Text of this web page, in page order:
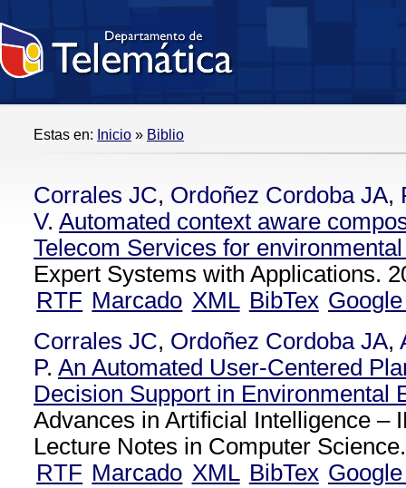
Estas en: Inicio » Biblio
Corrales JC, Ordoñez Cordoba JA,
V. Automated context aware
Telecom Services for
Expert Systems with Applications.
RTF Marcado XML BibTex
Corrales JC, Ordoñez Cordoba JA,
P. An Automated User-Centered
Decision Support in Environmental
Advances in Artificial Intelligence –
Lecture Notes in Computer
RTF Marcado XML BibTex